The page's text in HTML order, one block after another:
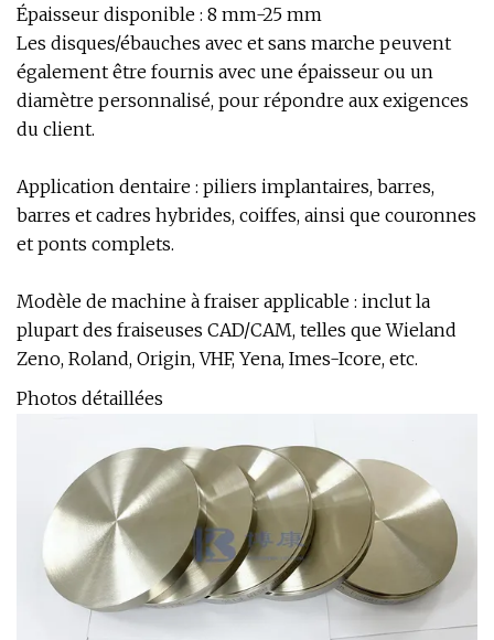
Épaisseur disponible : 8 mm-25 mm
Les disques/ébauches avec et sans marche peuvent
également être fournis avec une épaisseur ou un
diamètre personnalisé, pour répondre aux exigences
du client.
Application dentaire : piliers implantaires, barres,
barres et cadres hybrides, coiffes, ainsi que couronnes
et ponts complets.
Modèle de machine à fraiser applicable : inclut la
plupart des fraiseuses CAD/CAM, telles que Wieland
Zeno, Roland, Origin, VHF, Yena, Imes-Icore, etc.
Photos détaillées